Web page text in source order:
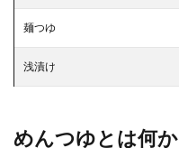
麺つゆ
浅漬け
めんつゆとは何か